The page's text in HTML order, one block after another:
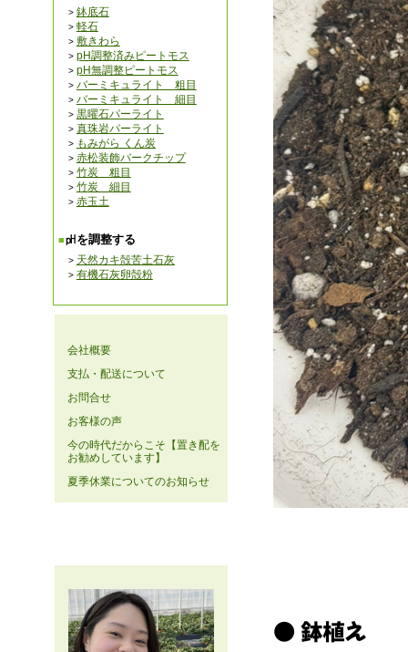
鉢底石
軽石
敷きわら
pH調整済みピートモス
pH無調整ピートモス
バーミキュライト 粗目
バーミキュライト 細目
黒曜石パーライト
真珠岩パーライト
もみがら くん炭
赤松装飾バークチップ
竹炭 粗目
竹炭 細目
赤玉土
㏗を調整する
天然カキ殻苦土石灰
有機石灰卵殻粉
会社概要
支払・配送について
お問合せ
お客様の声
今の時代だからこそ【置き配を
お勧めしています】
夏季休業についてのお知らせ